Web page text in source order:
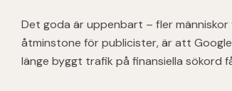
Det goda är uppenbart – fler
åtminstone för publicister, är att
länge byggt trafik på finansiella sökord